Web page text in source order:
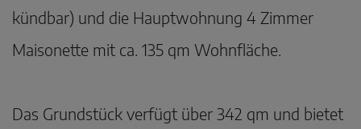
kündbar) und die Hauptwohnung 4 Zimmer
Maisonette mit ca. 135 qm Wohnfläche.
Das Grundstück verfügt über 342 qm und bietet